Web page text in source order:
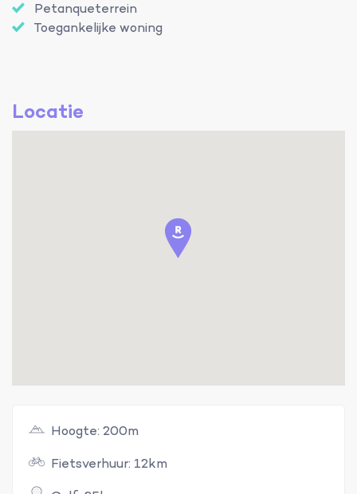
Petanqueterrein
Toegankelijke woning
Locatie
Hoogte: 200m
Fietsverhuur: 12km